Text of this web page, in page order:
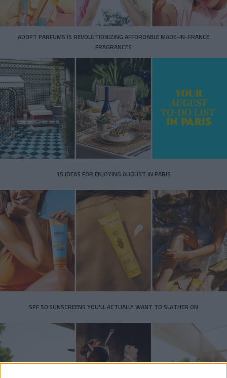
ADOPT PARFUMS IS REVOLUTIONIZING AFFORDABLE MADE-IN-FRANCE
FRAGRANCES
15 IDEAS FOR ENJOYING AUGUST IN PARIS
SPF 50 SUNSCREENS YOU'LL ACTUALLY WANT TO SLATHER ON